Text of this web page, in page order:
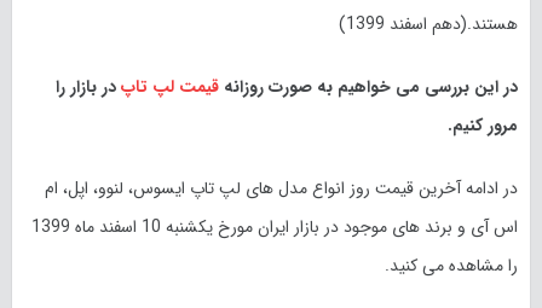
هستند.(دهم اسفند 1399)
در این بررسی می خواهیم به صورت روزانه قیمت لپ تاپدر بازار را
مرور کنیم.
در ادامه آخرین قیمت روز انواع مدل های لپ تاپ ایسوس، لنوو، اپل، ام
اس آی و برند های موجود در بازار ایران مورخیکشنبه 10 اسفند
ماه 1399
را مشاهده می کنید.